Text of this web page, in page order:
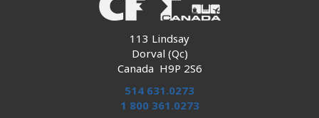
113 Lindsay
Dorval (Qc)
Canada H9P 2S6
514 631.0273
1 800 361.0273